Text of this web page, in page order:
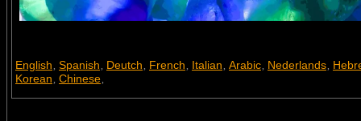
English, Spanish, Deutch, French, Italian, Arabic, Nederlands,
Korean, Chinese,